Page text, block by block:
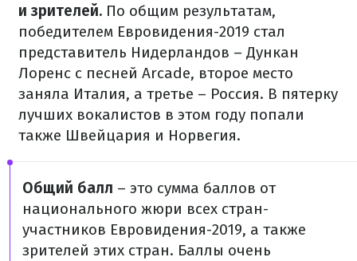
и зрителей. По общим результатам,
победителем Евровидения-2019 стал
представитель Нидерландов – Дункан
Лоренс с песней Arcade, второе место
заняла Италия, а третье – Россия. В пятерку
лучших вокалистов в этом году попали
также Швейцария и Норвегия.
Общий балл – это сумма баллов от
национального жюри всех стран-
участников Евровидения-2019, а также
зрителей этих стран. Баллы очень